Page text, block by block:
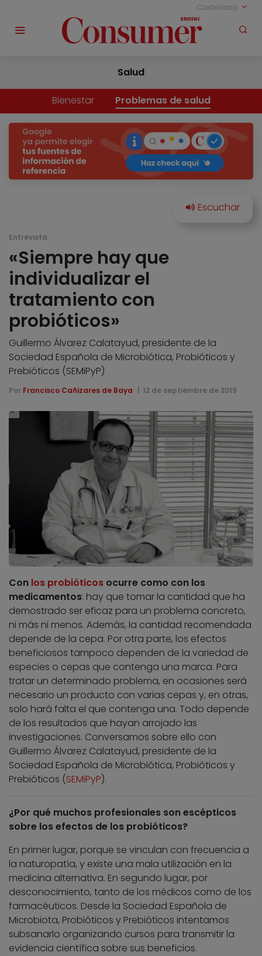
Castellano
Salud
Bienestar Problemas de salud
Entrevista
«Siempre hay que
individualizar el
tratamiento con
probióticos»
Guillermo Álvarez Calatayud, presidente de la
Sociedad Española de Microbiótica, Probióticos y
Prebióticos (SEMiPyP)
Por Francisco Cañizares de Baya 12 de septiembre de 2019
Con los probióticos ocurre como con los
medicamentos: hay que tomar la cantidad que ha
demostrado ser eficaz para un problema concreto,
ni más ni menos. Además, la cantidad recomendada
depende de la cepa. Por otra parte, los efectos
beneficiosos tampoco dependen de la variedad de
especies o cepas que contenga una marca. Para
tratar un determinado problema, en ocasiones será
necesario un producto con varias cepas y, en otras,
solo hará falta el que contenga una. Todo depende
de los resultados que hayan arrojado las
investigaciones. Conversamos sobre ello con
Guillermo Álvarez Calatayud, presidente de la
Sociedad Española de Microbiótica, Probióticos y
Prebióticos (SEMiPyP).
¿Por qué muchos profesionales son escépticos
sobre los efectos de los probióticos?
En primer lugar, porque se vinculan con frecuencia a
la naturopatía, y existe una mala utilización en la
medicina alternativa. En segundo lugar, por
desconocimiento, tanto de los médicos como de los
farmacéuticos. Desde la Sociedad Española de
Microbiota, Probióticos y Prebióticos intentamos
subsanarlo organizando cursos para transmitir la
evidencia científica sobre sus beneficios.